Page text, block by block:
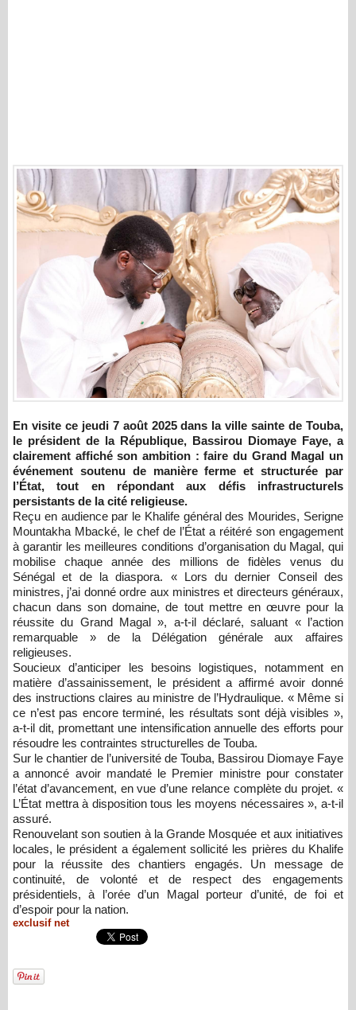
En visite ce jeudi 7 août 2025 dans la ville sainte de Touba,
le président de la République, Bassirou Diomaye Faye, a
clairement affiché son ambition : faire du Grand Magal un
événement soutenu de manière ferme et structurée par
l’État, tout en répondant aux défis infrastructurels
persistants de la cité religieuse.
Reçu en audience par le Khalife général des Mourides, Serigne
Mountakha Mbacké, le chef de l’État a réitéré son engagement
à garantir les meilleures conditions d’organisation du Magal, qui
mobilise chaque année des millions de fidèles venus du
Sénégal et de la diaspora. « Lors du dernier Conseil des
ministres, j’ai donné ordre aux ministres et directeurs généraux,
chacun dans son domaine, de tout mettre en œuvre pour la
réussite du Grand Magal », a-t-il déclaré, saluant « l’action
remarquable » de la Délégation générale aux affaires
religieuses.
Soucieux d’anticiper les besoins logistiques, notamment en
matière d’assainissement, le président a affirmé avoir donné
des instructions claires au ministre de l’Hydraulique. « Même si
ce n’est pas encore terminé, les résultats sont déjà visibles »,
a-t-il dit, promettant une intensification annuelle des efforts pour
résoudre les contraintes structurelles de Touba.
Sur le chantier de l’université de Touba, Bassirou Diomaye Faye
a annoncé avoir mandaté le Premier ministre pour constater
l’état d’avancement, en vue d’une relance complète du projet. «
L’État mettra à disposition tous les moyens nécessaires », a-t-il
assuré.
Renouvelant son soutien à la Grande Mosquée et aux initiatives
locales, le président a également sollicité les prières du Khalife
pour la réussite des chantiers engagés. Un message de
continuité, de volonté et de respect des engagements
présidentiels, à l’orée d’un Magal porteur d’unité, de foi et
d’espoir pour la nation.
exclusif net